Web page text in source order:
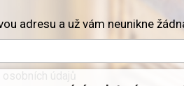
adresu a už vám neunikne
údajů